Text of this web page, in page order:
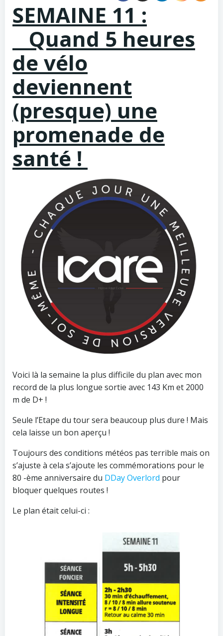
SEMAINE 11 :
Quand 5 heures
de vélo
deviennent
(presque) une
promenade de
santé !
Voici là la semaine la plus difficile du plan avec mon
record de la plus longue sortie avec 143 Km et 2000
m de D+ !
Seule l’Etape du tour sera beaucoup plus dure ! Mais
cela laisse un bon aperçu !
Toujours des conditions météos pas terrible mais on
s’ajuste à cela s’ajoute les commémorations pour le
80 -ème anniversaire du DDay Overlord pour
bloquer quelques routes !
Le plan était celui-ci :